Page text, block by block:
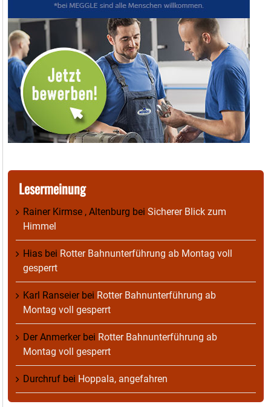
Lesermeinung
Rainer Kirmse , Altenburg bei Sicherer Blick zum
Himmel
Hias bei Rotter Bahnunterführung ab Montag voll
gesperrt
Karl Ranseierbei Rotter Bahnunterführung ab
Montag voll gesperrt
Der Anmerkerbei Rotter Bahnunterführung ab
Montag voll gesperrt
Durchruf bei Hoppala, angefahren